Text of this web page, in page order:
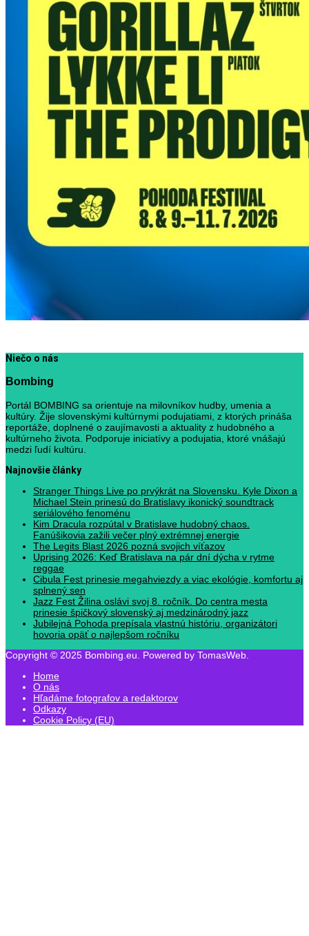
Niečo o nás
Bombing
Portál BOMBING sa orientuje na milovníkov hudby, umenia a
kultúry. Žije slovenskými kultúrnymi podujatiami, z ktorých prináša
reportáže, doplnené o zaujímavosti a aktuality z hudobného a
kultúrneho života. Podporuje iniciatívy a podujatia, ktoré vnášajú
medzi ľudí kultúru.
Najnovšie články
Stranger Things Live po prvýkrát na Slovensku. Kyle Dixon a
Michael Stein prinesú do Bratislavy ikonický soundtrack
seriálového fenoménu
Kim Dracula rozpútal v Bratislave hudobný chaos.
Fanúšikovia zažili večer plný extrémnej energie
The Legits Blast 2026 pozná svojich víťazov
Uprising 2026: Keď Bratislava na pár dní dýcha v rytme
reggae
Cibula Fest prinesie megahviezdy a viac ekológie, komfortu aj
splnený sen
Jazz Fest Žilina oslávi svoj 8. ročník. Do centra mesta
prinesie špičkový slovenský aj medzinárodný jazz
Jubilejná Pohoda prepísala vlastnú históriu, organizátori
hovoria opäť o najlepšom ročníku
Copyright © 2025 Bombing.eu. Powered by TomasWeb.
Home
O nás
Hľadáme fotografov a redaktorov
Odkazy
Cookie Policy (EU)